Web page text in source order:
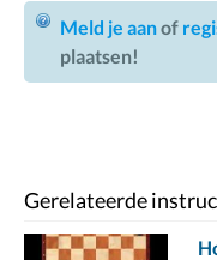
Meld je aanof
plaatsen!
Gerelateerde